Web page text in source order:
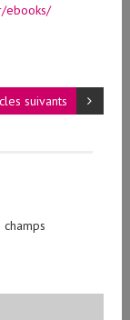
ebooks/
suivants
champs